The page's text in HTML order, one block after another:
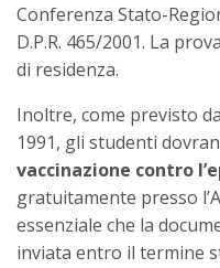
Conferenza Stato-
D.P.R. 465/2001. La
di residenza.
Inoltre, come previsto
1991, gli studenti
vaccinazione contro
gratuitamente presso
essenziale che la
inviata entro il termine